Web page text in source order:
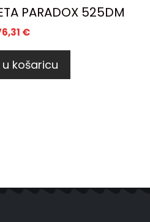
PARADOX 525DM
€
košaricu